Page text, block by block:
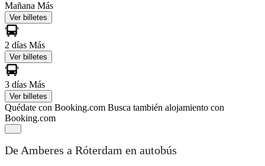
Mañana Más
Ver billetes
2 días Más
Ver billetes
3 días Más
Ver billetes
Quédate con Booking.com Busca también alojamiento con
Booking.com
De Amberes a Róterdam en autobús